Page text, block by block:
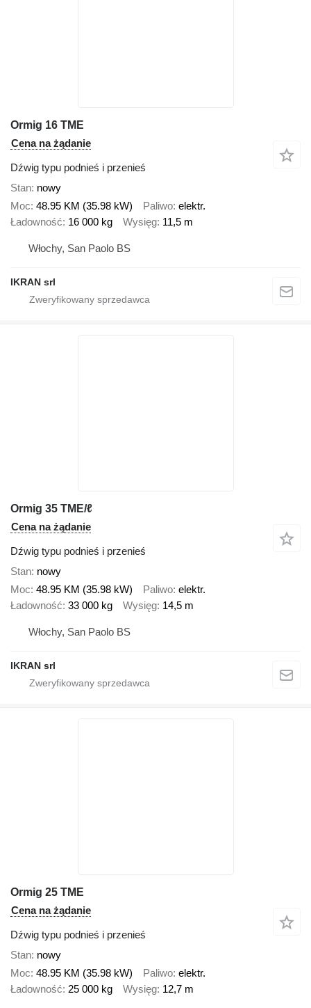
Ormig 16 TME
Cena na żądanie
Dźwig typu podnieś i przenieś
Stan nowy
Moc 48.95 KM (35.98 kW) Paliwo elektr.
Ładowność 16 000 kg Wysięg 11,5 m
Włochy, San Paolo BS
IKRAN srl
Ormig 35 TME/ℓ
Cena na żądanie
Dźwig typu podnieś i przenieś
Stan nowy
Moc 48.95 KM (35.98 kW) Paliwo elektr.
Ładowność 33 000 kg Wysięg 14,5 m
Włochy, San Paolo BS
IKRAN srl
Ormig 25 TME
Cena na żądanie
Dźwig typu podnieś i przenieś
Stan nowy
Moc 48.95 KM (35.98 kW) Paliwo elektr.
Ładowność 25 000 kg Wysięg 12,7 m